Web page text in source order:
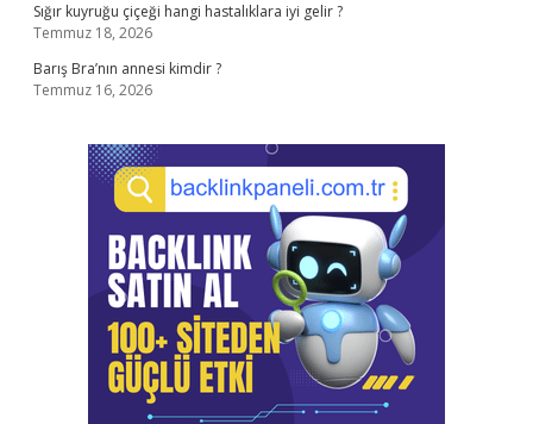
Sığır kuyruğu çiçeği hangi hastalıklara iyi gelir ?
Temmuz 18, 2026
Barış Bra’nın annesi kimdir ?
Temmuz 16, 2026